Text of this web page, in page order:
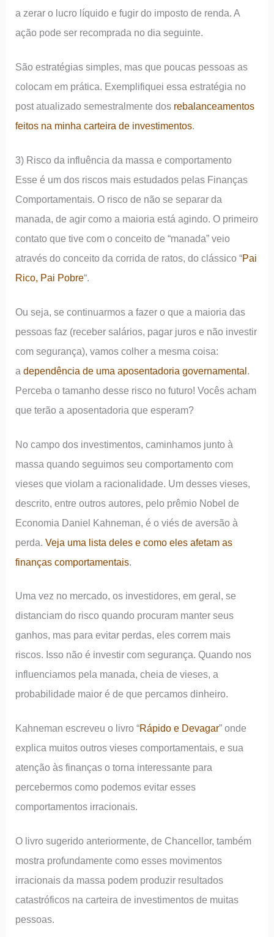
a zerar o lucro líquido e fugir do imposto de renda. A
ação pode ser recomprada no dia seguinte.
São estratégias simples, mas que poucas pessoas as
colocam em prática. Exemplifiquei essa estratégia no
post atualizado semestralmente dos rebalanceamentos
feitos na minha carteira de investimentos.
3) Risco da influência da massa e comportamento
Esse é um dos riscos mais estudados pelas Finanças
Comportamentais. O risco de não se separar da
manada, de agir como a maioria está agindo. O primeiro
contato que tive com o conceito de “manada” veio
através do conceito da corrida de ratos, do clássico “Pai
Rico, Pai Pobre“.
Ou seja, se continuarmos a fazer o que a maioria das
pessoas faz (receber salários, pagar juros e não investir
com segurança), vamos colher a mesma coisa:
adependência de uma aposentadoria governamental.
Perceba o tamanho desse risco no futuro! Vocês acham
que terão a aposentadoria que esperam?
No campo dos investimentos, caminhamos junto à
massa quando seguimos seu comportamento com
vieses que violam a racionalidade. Um desses vieses,
descrito, entre outros autores, pelo prêmio Nobel de
Economia Daniel Kahneman, é o viés de aversão à
perda.Veja uma lista deles e como eles afetam as
finanças comportamentais
Uma vez no mercado, os investidores, em geral, se
distanciam do risco quando procuram manter seus
ganhos, mas para evitar perdas, eles correm mais
riscos. Isso não é investir com segurança. Quando nos
influenciamos pela manada, cheia de vieses, a
probabilidade maior é de que percamos dinheiro.
Kahneman escreveu o livro “Rápido e Devagar” onde
explica muitos outros vieses comportamentais, e sua
atenção às finanças o torna interessante para
percebermos como podemos evitar esses
comportamentos irracionais.
O livro sugerido anteriormente, de Chancellor, também
mostra profundamente como esses movimentos
irracionais da massa podem produzir resultados
catastróficos na carteira de investimentos de muitas
pessoas.